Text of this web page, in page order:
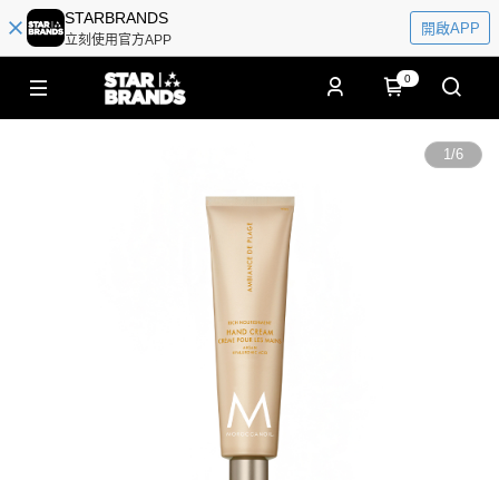
STARBRANDS
立刻使用官方APP
開啟APP
0
1/6